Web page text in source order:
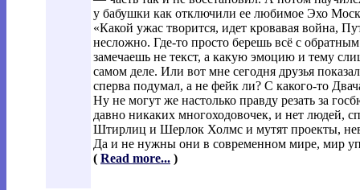
у бабушки как отключили ее любимое Эхо
«Какой ужас творится, идет кровавая война,
несложно. Где-то просто берешь всё с
замечаешь не текст, а какую эмоцию и тему
самом деле. Или вот мне сегодня друзья
сперва подумал, а не фейк ли? С какого-то
Ну не могут же настолько правду резать за
давно никаких многоходовочек, и нет людей,
Штирлиц и Шерлок Холмс и мутят проекты,
Да и не нужны они в современном мире, мир
( Read more... )